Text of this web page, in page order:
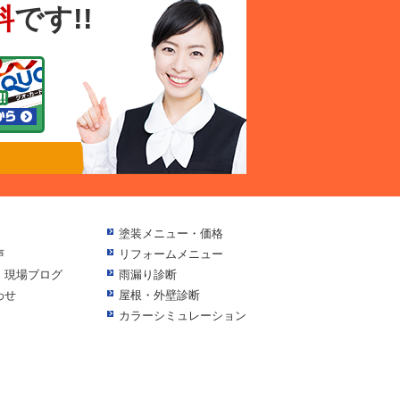
です!!
現場ブログ
せ
塗装メニュー・価格
リフォームメニュー
雨漏り診断
屋根・外壁診断
カラーシミュレーション